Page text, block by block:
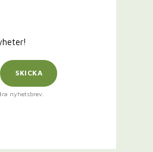
SKICKA
nyhetsbrev.